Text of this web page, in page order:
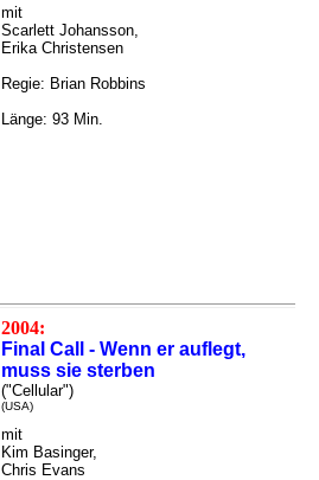
mit
Scarlett Johansson,
Erika Christensen
Regie: Brian Robbins
Länge: 93 Min.
2004:
Final Call - Wenn er auflegt,
muss sie sterben
("Cellular")
(USA)
mit
Kim Basinger,
Chris Evans